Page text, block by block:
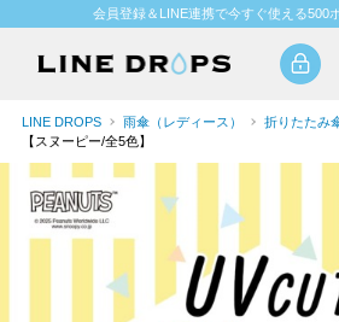
会員登録＆LINE連携で今すぐ使える500
LINE DROPS 雨傘（レディース） 折りたたみ
【スヌーピー/全5色】